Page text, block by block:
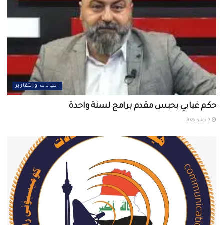
البيانات والتقارير
حكم غيابي بحبس مقدم برامج لسنة واحدة